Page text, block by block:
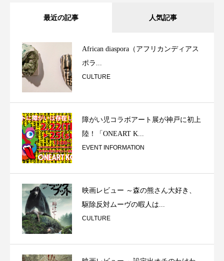
最近の記事 人気記事
African diaspora（アフリカンディアス
ポラ...
CULTURE
障がい児コラボアート展が神戸に初上
陸！「ONEART K...
EVENT INFORMATION
映画レビュー ～森の熊さん大好き、
駆除反対ムーヴの暇人は...
CULTURE